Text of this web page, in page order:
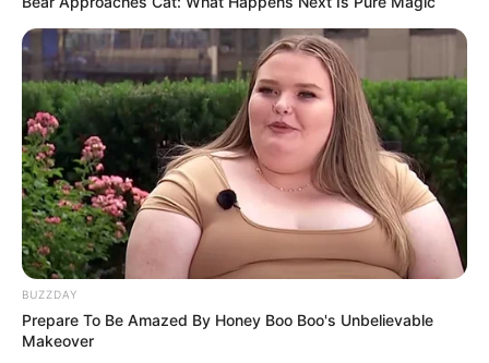
E-mail*
Mensagem *
BUSCAR
BUZZDAY
Prepare To Be Amazed By Honey Boo Boo's Unbelievable
Makeover